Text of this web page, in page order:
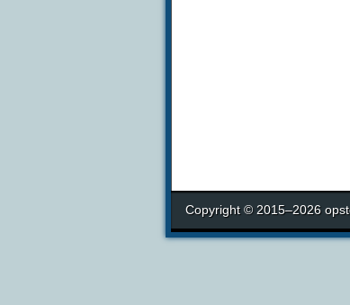
Copyright © 2015–2026